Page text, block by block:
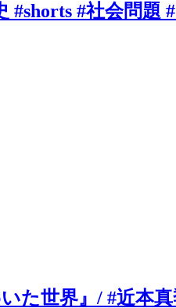
#shorts #社会問題
世界』/ #近本真